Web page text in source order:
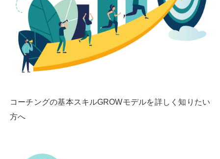
コーチングの基本スキルGROWモデルを詳しく知りたい
方へ